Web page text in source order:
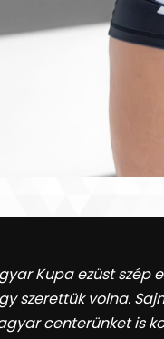
Kupa ezüst szép
szerettük volna.
centerünket is